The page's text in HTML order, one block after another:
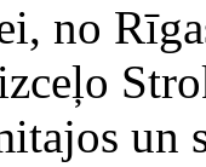
no
un